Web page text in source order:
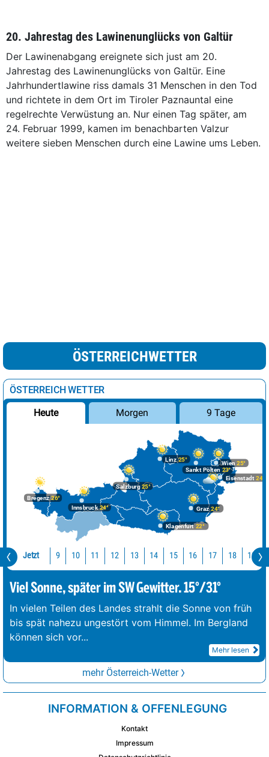
20. Jahrestag des Lawinenunglücks von Galtür
Der Lawinenabgang ereignete sich just am 20.
Jahrestag des Lawinenunglücks von Galtür. Eine
Jahrhundertlawine riss damals 31 Menschen in den Tod
und richtete in dem Ort im Tiroler Paznauntal eine
regelrechte Verwüstung an. Nur einen Tag später, am
24. Februar 1999, kamen im benachbarten Valzur
weitere sieben Menschen durch eine Lawine ums Leben.
ÖSTERREICHWETTER
ÖSTERREICH WETTER
Heute Morgen 9 Tage
Bregenz26°
Graz24°
Innsbruck24°
Klagenfurt 22°
Linz25°
Salzburg25°
Wien 25°
Eisenstadt 24°
Sankt Pölten 23°
Jetzt 9 10 11 12 13 14 15 16 17 18 19
Viel Sonne, später im SW Gewitter. 15°/31°
In vielen Teilen des Landes strahlt die Sonne von früh
bis spät nahezu ungestört vom Himmel. Im Bergland
können sich vor...
Mehr lesen
mehr Österreich-Wetter
INFORMATION & OFFENLEGUNG
Kontakt
Impressum